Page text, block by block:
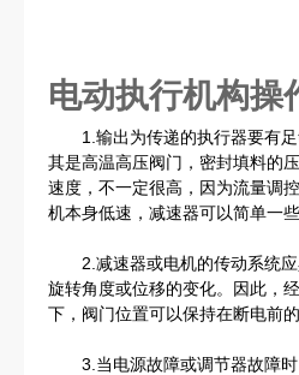
电动执行机构操
1.输出为传递的执行器要有足
其是高温高压阀门，密封填料的
速度，不一定很高，因为流量调
机本身低速，减速器可以简单一些
2.减速器或电机的传动系统应
旋转角度或位移的变化。因此，
下，阀门位置可以保持在断电前的
3.当电源故障或调节器故障时